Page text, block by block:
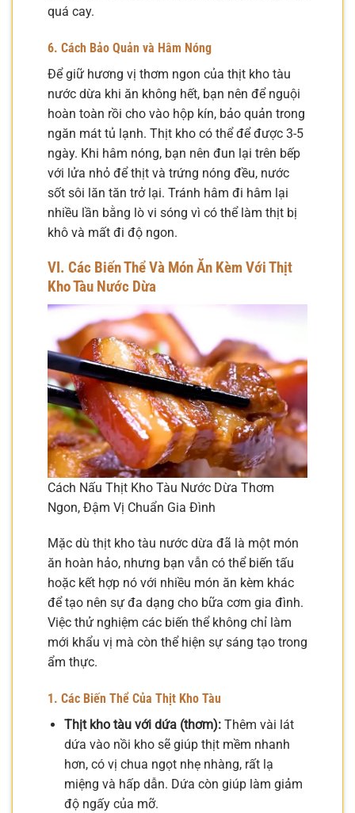
quá cay.
6. Cách Bảo Quản và Hâm Nóng
Để giữ hương vị thơm ngon của thịt kho tàu
nước dừa khi ăn không hết, bạn nên để nguội
hoàn toàn rồi cho vào hộp kín, bảo quản trong
ngăn mát tủ lạnh. Thịt kho có thể để được 3-5
ngày. Khi hâm nóng, bạn nên đun lại trên bếp
với lửa nhỏ để thịt và trứng nóng đều, nước
sốt sôi lăn tăn trở lại. Tránh hâm đi hâm lại
nhiều lần bằng lò vi sóng vì có thể làm thịt bị
khô và mất đi độ ngon.
VI. Các Biến Thể Và Món Ăn Kèm Với Thịt
Kho Tàu Nước Dừa
Cách Nấu Thịt Kho Tàu Nước Dừa Thơm
Ngon, Đậm Vị Chuẩn Gia Đình
Mặc dù thịt kho tàu nước dừa đã là một món
ăn hoàn hảo, nhưng bạn vẫn có thể biến tấu
hoặc kết hợp nó với nhiều món ăn kèm khác
để tạo nên sự đa dạng cho bữa cơm gia đình.
Việc thử nghiệm các biến thể không chỉ làm
mới khẩu vị mà còn thể hiện sự sáng tạo trong
ẩm thực.
1. Các Biến Thể Của Thịt Kho Tàu
Thịt kho tàu với dứa (thơm):Thêm vài lát
dứa vào nồi kho sẽ giúp thịt mềm nhanh
hơn, có vị chua ngọt nhẹ nhàng, rất lạ
miệng và hấp dẫn. Dứa còn giúp làm giảm
độ ngấy của mỡ.